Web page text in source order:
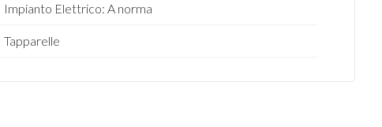
Impianto Elettrico: A norma
Tapparelle